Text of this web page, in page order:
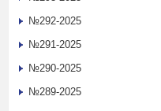
№292-2025
№291-2025
№290-2025
№289-2025